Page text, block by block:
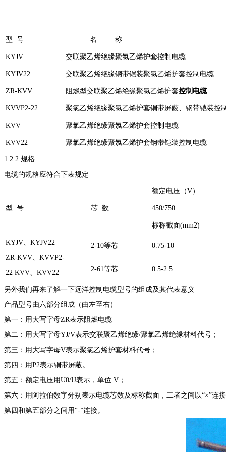
型 号 名 称
KYJV 交联聚乙烯绝缘聚氯乙烯护套控制电缆
KYJV22 交联聚乙烯绝缘钢带铠装聚氯乙烯护套控制电缆
ZR-KVV 阻燃型交联聚乙烯绝缘聚氯乙烯护套控制电缆
KVVP2-22 聚氯乙烯绝缘聚氯乙烯护套铜带屏蔽、钢带铠装控
KVV 聚氯乙烯绝缘聚氯乙烯护套控制电缆
KVV22 聚氯乙烯绝缘聚氯乙烯护套钢带铠装控制电缆
1.2.2 规格
电缆的规格应符合下表规定
型 号 芯 数
额定电压（V）
450/750
标称截面(mm2)
KYJV、KYJV22
ZR-KVV、KVVP2-
22 KVV、KVV22
2-10等芯 0.75-10
2-61等芯 0.5-2.5
另外我们再来了解一下远洋控制电缆型号的组成及其代表意义
产品型号由六部分组成（由左至右）
第一：用大写字母ZR表示阻燃电缆
第二：用大写字母YJ/V表示交联聚乙烯绝缘/聚氯乙烯绝缘材料代号；
第三：用大写字母V表示聚氯乙烯护套材料代号；
第四：用P2表示铜带屏蔽。
第五：额定电压用U0/U表示，单位 V；
第六：用阿拉伯数字分别表示电缆芯数及标称截面，二者之间以“×”连
第四和第五部分之间用“-”连接。